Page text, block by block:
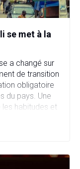
se met à la
a changé sur
de transition
obligatoire
du pays. Une
les habitudes et
pleine lutte